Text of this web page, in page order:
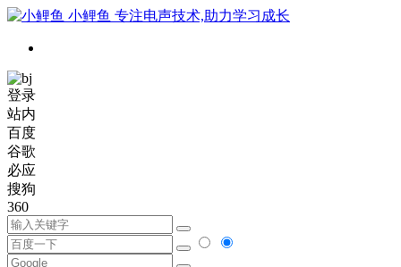
小鲤鱼 专注电声技术,助力学习成长
登录
站内
百度
谷歌
必应
搜狗
360